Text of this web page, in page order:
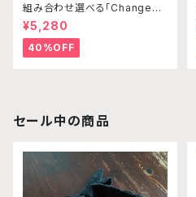
組み合わせ選べる「Changena
bleエプロン」本体カナリアイエ
ロー※前部分合わせて1つのエ
プロンになります
¥5,280
40%OFF
セール中の商品